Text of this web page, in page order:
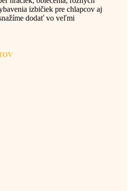
izbičiek pre chlapcov aj
dodať vo veľmi